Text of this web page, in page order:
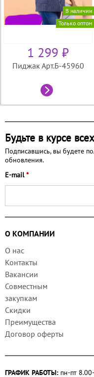
В наличии
Только оптом
1 299 ₽
Пиджак Арт.Б-45960
Будьте в курсе
Подписавшись, вы будете
обновления.
E-mail*
О КОМПАНИИ
О нас
Контакты
Вакансии
Совместным
закупкам
Скидки
Преимущества
Договор оферты
ГРАФИК РАБОТЫ: пн-пт